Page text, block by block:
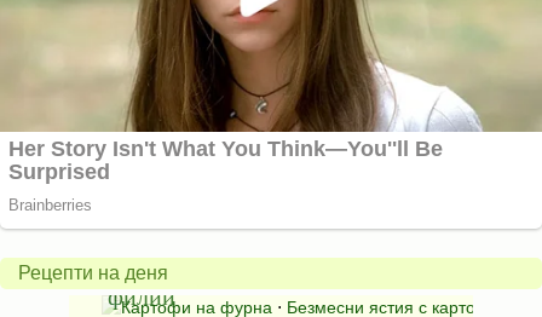
Рецепти на деня
Постни
картофено-
гъбено-
грахови
филии
Картофи на фурна⋅Безмесни ястия с картофи
с